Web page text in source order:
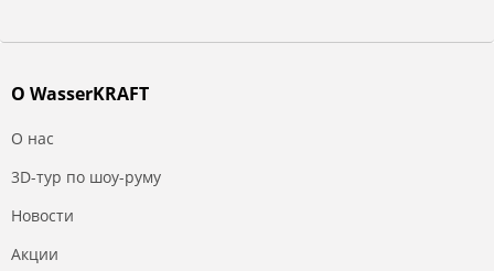
О WasserKRAFT
О нас
3D-тур по шоу-руму
Новости
Акции